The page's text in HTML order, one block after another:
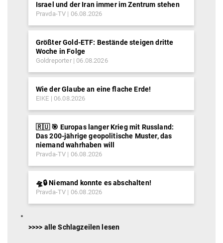
Israel und der Iran immer im Zentrum stehen
Pravda-TV 06.08.2026
Größter Gold-ETF: Bestände steigen dritte
Woche in Folge
Goldreporter 06.08.2026
Wie der Glaube an eine flache Erde!
EIKE 06.08.2026
🇷🇺 🎯 Europas langer Krieg mit Russland:
Das 200-jährige geopolitische Muster, das
niemand wahrhaben will
Pravda-TV 06.08.2026
🛸🔒 Niemand konnte es abschalten!
Pravda-TV 06.08.2026
>>>> alle Schlagzeilen lesen